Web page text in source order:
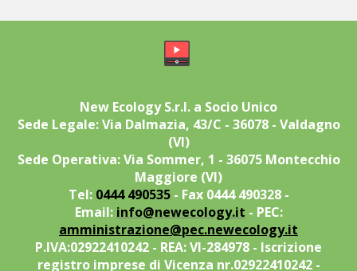
New Ecology S.r.l. a Socio Unico
Sede Legale: Via Dalmazia, 43/C - 36078 - Valdagno
(VI)
Sede Operativa: Via Sommer, 1 - 36075 Montecchio
Maggiore (VI)
Tel: 0444 490535- Fax 0444 490328 -
Email: info@newecology.it - PEC:
amministrazione@pec.newecology.it
P.IVA:02922410242 - REA: VI-284978 - Iscrizione
registro imprese di Vicenza nr.02922410242 -